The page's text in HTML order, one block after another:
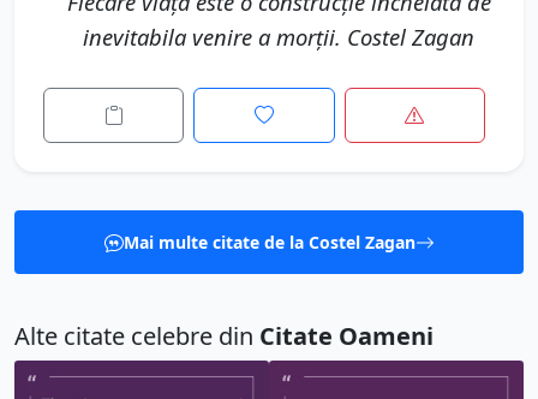
inevitabila venire a morții. Costel Zagan
Mai multe citate de la Costel Zagan
Alte citate celebre din Citate Oameni